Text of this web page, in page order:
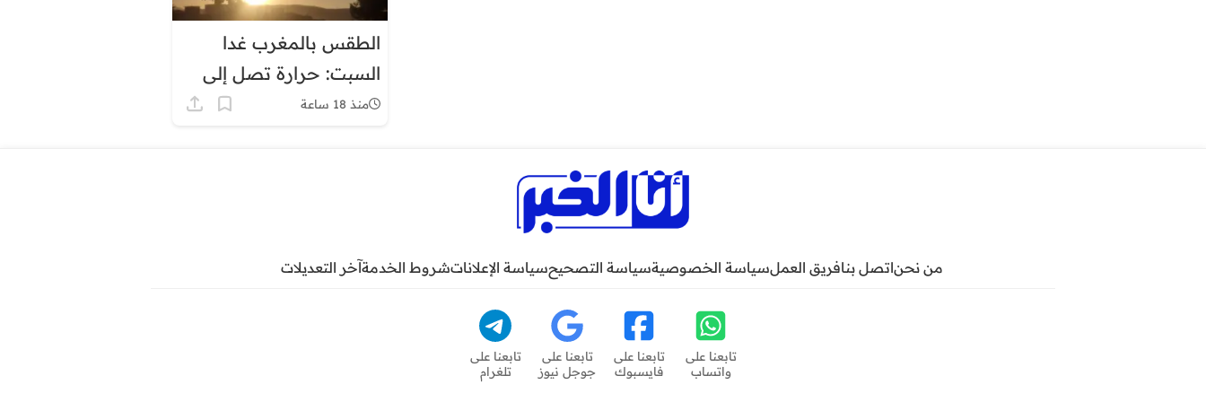
الطقس بالمغرب غدا
السبت: حرارة تصل إلى
45 درجة وزخات رعديةمنذ 18 ساعة
من نحناتصل بنافريق العملسياسة الخصوصيةسياسة التصحيحسياسة الإعلاناتشروط الخدمةآخر التعديلات
تابعنا على
واتساب
تابعنا على
فايسبوك
تابعنا على
جوجل نيوز
تابعنا على
تلغرام